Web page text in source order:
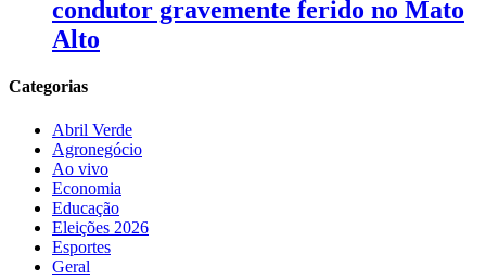
condutor gravemente ferido no Mato
Alto
Categorias
Abril Verde
Agronegócio
Ao vivo
Economia
Educação
Eleições 2026
Esportes
Geral